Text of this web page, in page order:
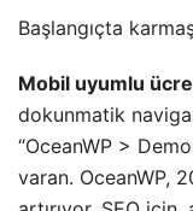
Başlangıçta
Mobil uyumlu
dokunmatik
“OceanWP >
varan. OceanWP,